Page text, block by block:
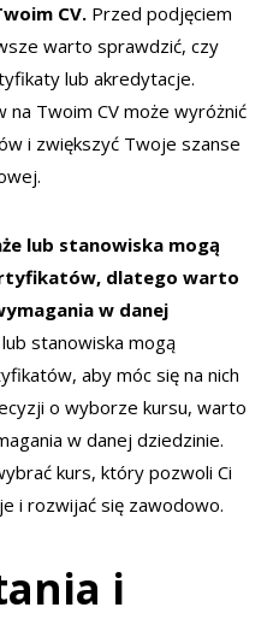
CV. Przed podjęciem
warto sprawdzić, czy
lub akredytacje.
na Twoim CV może wyróżnić
i zwiększyć Twoje szanse
lub stanowiska mogą
dlatego warto
w danej
stanowiska mogą
aby móc się na nich
o wyborze kursu, warto
w danej dziedzinie.
kurs, który pozwoli Ci
i rozwijać się zawodowo.
i